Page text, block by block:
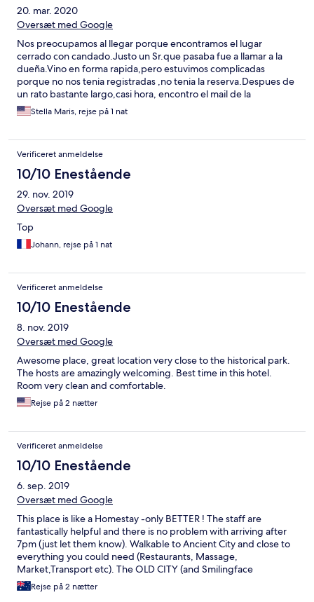
20. mar. 2020
Oversæt med Google
Nos preocupamos al llegar porque encontramos el lugar
cerrado con candado.Justo un Sr.que pasaba fue a llamar a la
dueña.Vino en forma rapida,pero estuvimos complicadas
porque no nos tenia registradas ,no tenia la reserva.Despues de
un rato bastante largo,casi hora, encontro el mail de la
reserva..Luego bien ,la srta.se disculpo muchas veces y estuvo
todo bien....Muy atenta....
Stella Maris, rejse på 1 nat
Verificeret anmeldelse
10/10 Enestående
29. nov. 2019
Oversæt med Google
Top
Johann, rejse på 1 nat
Verificeret anmeldelse
10/10 Enestående
8. nov. 2019
Oversæt med Google
Awesome place, great location very close to the historical park.
The hosts are amazingly welcoming. Best time in this hotel.
Room very clean and comfortable.
Rejse på 2 nætter
Verificeret anmeldelse
10/10 Enestående
6. sep. 2019
Oversæt med Google
This place is like a Homestay -only BETTER ! The staff are
fantastically helpful and there is no problem with arriving after
7pm (just let them know). Walkable to Ancient City and close to
everything you could need (Restaurants, Massage,
Market,Transport etc). The OLD CITY (and Smilingface
Guesthouse) is the only place to stay. Great Room and large
bathroom. Super simple breakfast available all day, included
Rejse på 2 nætter